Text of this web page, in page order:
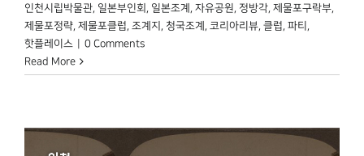
인천시립박물관 일본부인회 일본조계 자유공원 정방각 제물포구락부
제물포정략 제물포클럽 조계지 청국조계 코리아리뷰 클럽 파티
핫플레이스
0 Comments
Read More